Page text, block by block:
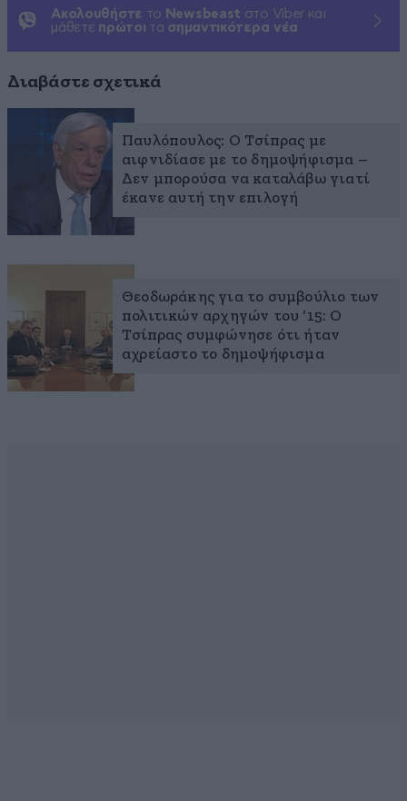
Ακολουθήστε το Newsbeast στο Viber και
μάθετε πρώτοι τα σημαντικότερα νέα
Διαβάστε σχετικά
Παυλόπουλος: Ο Τσίπρας με
αιφνιδίασε με το δημοψήφισμα –
Δεν μπορούσα να καταλάβω γιατί
έκανε αυτή την επιλογή
Θεοδωράκης για το συμβούλιο των
πολιτικών αρχηγών του ‘15: Ο
Τσίπρας συμφώνησε ότι ήταν
αχρείαστο το δημοψήφισμα